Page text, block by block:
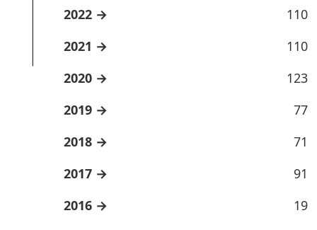
2022
110
2021
110
2020
123
2019
77
2018
71
2017
91
2016
19